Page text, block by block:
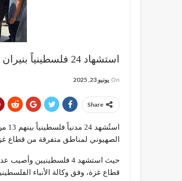
استشهاد 24 فلسطينياً بنيران صهيونية بينهم 13 من منتظري المساعدات في غزة
On يونيو 23, 2025
Share
الصهيوني لمناطق متفرقة من قطاع
حيث استشهد 4
قطاع غزة، وفق وكالة الأنباء